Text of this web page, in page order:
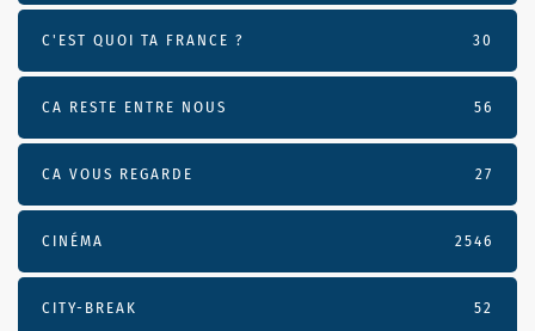
C'EST QUOI TA FRANCE ? 30
CA RESTE ENTRE NOUS 56
CA VOUS REGARDE 27
CINÉMA 2546
CITY-BREAK 52